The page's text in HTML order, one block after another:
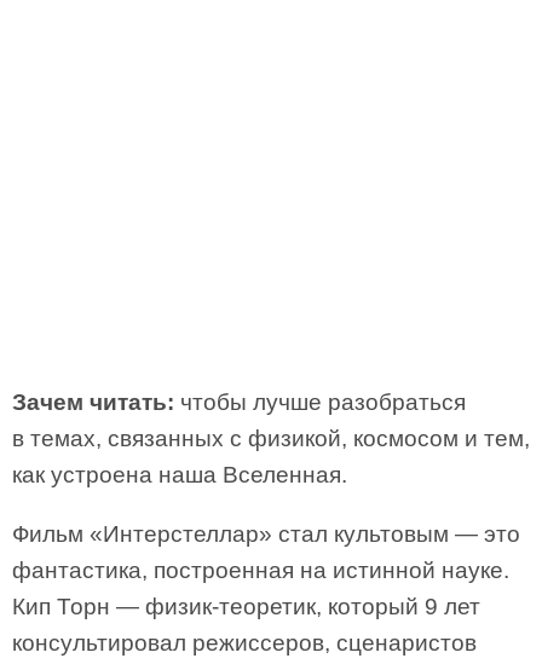
Зачем читать: чтобы лучше разобраться
в темах, связанных с физикой, космосом и тем,
как устроена наша Вселенная.
Фильм «Интерстеллар» стал культовым — это
фантастика, построенная на истинной науке.
Кип Торн — физик-теоретик, который 9 лет
консультировал режиссеров, сценаристов